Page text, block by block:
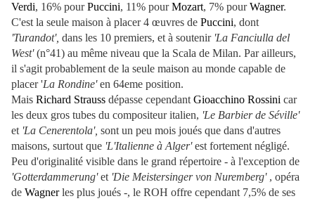
Verdi, 16% pourPuccini, 11% pourMozart, 7% pourWagner.
C'est la seule maison à placer 4 œuvres de Puccini, dont
'Turandot', dans les 10 premiers, et à soutenir 'La Fanciulla del
West'(n°41) au même niveau que la Scala de Milan. Par ailleurs,
il s'agit probablement de la seule maison au monde capable de
placer 'La Rondine'en 64eme position.
Mais Richard Strauss dépasse cependant Gioacchino Rossini car
les deux gros tubes du compositeur italien, 'Le Barbier de Séville'
et 'La Cenerentola', sont un peu mois joués que dans d'autres
maisons, surtout que 'L'Italienne à Alger'est fortement négligé.
Peu d'originalité visible dans le grand répertoire - à l'exception de
'Gotterdammerung'et 'Die Meistersinger von Nuremberg' , opéra
de Wagnerles plus joués -, le ROH offre cependant 7,5% de ses